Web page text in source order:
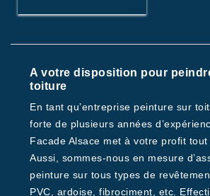
A votre disposition pour
toiture
En tant qu’entreprise peinture sur
forte de plusieurs années
Facade Alsace met à votre profit tout
Aussi, sommes-nous en mesure
peinture sur tous types de
PVC, ardoise, fibrociment, etc.